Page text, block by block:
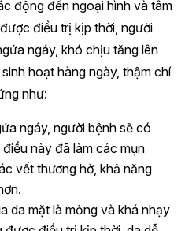
động đến ngoại hình và tâm
điều trị kịp thời, người
ngáy, khó chịu tăng lên
hoạt hàng ngày, thậm chí
như:
ngáy, người bệnh sẽ có
này đã làm các mụn
vết thương hở, khả năng
da mặt là mỏng và khá nhạy